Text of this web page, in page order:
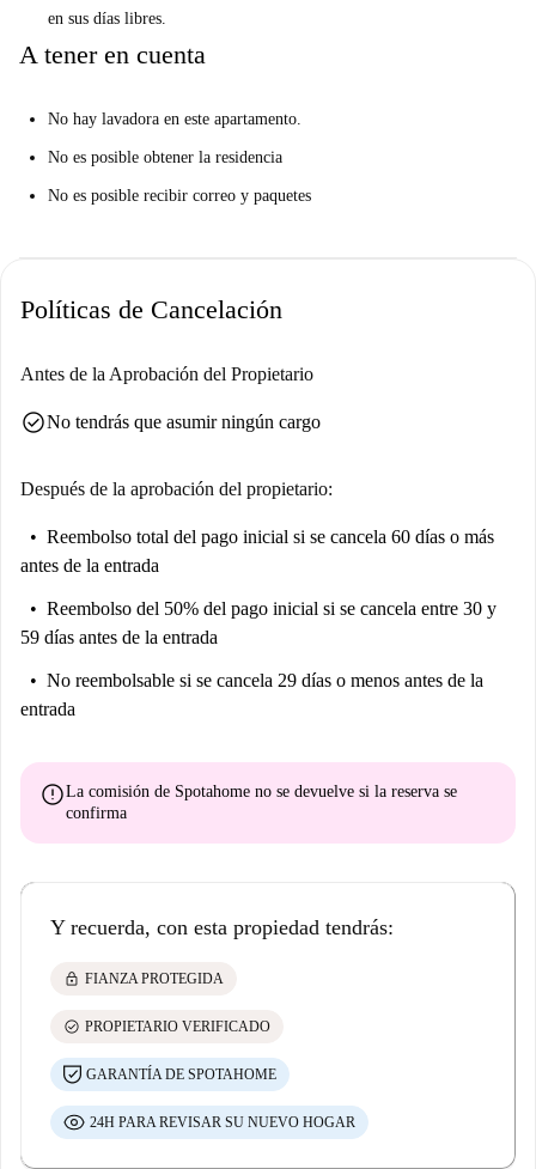
en sus días libres.
A tener en cuenta
No hay lavadora en este apartamento.
No es posible obtener la residencia
No es posible recibir correo y paquetes
Políticas de Cancelación
Antes de la Aprobación del Propietario
check_circleNo tendrás que asumir ningún cargo
Después de la aprobación del propietario:
Reembolso total del pago inicial si se cancela 60 días o más
antes de la entrada
Reembolso del 50% del pago inicial si se cancela entre 30 y
59 días antes de la entrada
No reembolsable si se cancela 29 días o menos antes de la
entrada
errorLa comisión de Spotahome no se devuelve si la reserva se
confirma
Y recuerda, con esta propiedad tendrás:
lock FIANZA PROTEGIDA
check_circle PROPIETARIO VERIFICADO
GARANTÍA DE SPOTAHOME
24H PARA REVISAR SU NUEVO HOGAR